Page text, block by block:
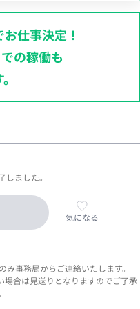
仕事決定！
の稼働も
しました。
気になる
事務局からご連絡いたします。
場合は見送りとなりますのでご了承